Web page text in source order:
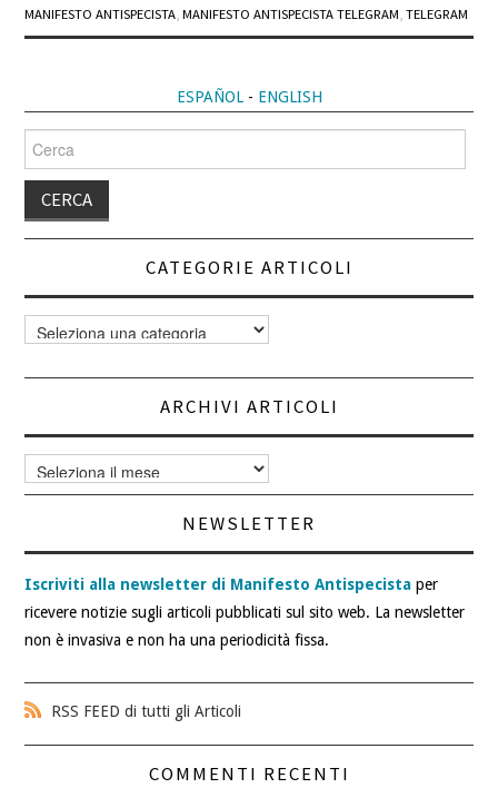
MANIFESTO ANTISPECISTA,MANIFESTO ANTISPECISTA TELEGRAM,TELEGRAM
ESPAÑOL- ENGLISH
Cerca
per:
CATEGORIE ARTICOLI
Categorie
articoli
ARCHIVI ARTICOLI
Archivi
articoli
NEWSLETTER
Iscriviti alla newsletter di Manifesto Antispecista per
ricevere notizie sugli articoli pubblicati sul sito web. La newsletter
non è invasiva e non ha una periodicità fissa.
RSS FEED di tutti gli Articoli
COMMENTI RECENTI